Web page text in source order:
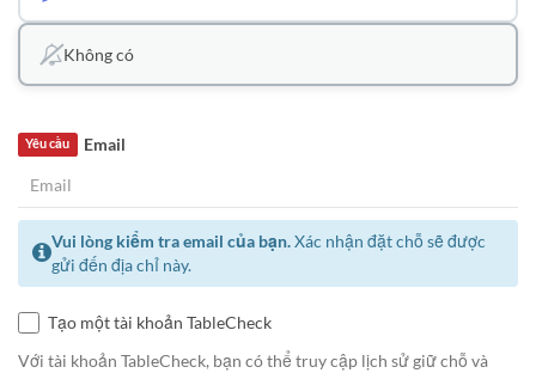
Không có
Email
Yêu cầu
Vui lòng kiểm tra email của bạn.Xác nhận đặt chỗ sẽ được
gửi đến địa chỉ này.
Tạo một tài khoản TableCheck
Với tài khoản TableCheck, bạn có thể truy cập lịch sử giữ chỗ và